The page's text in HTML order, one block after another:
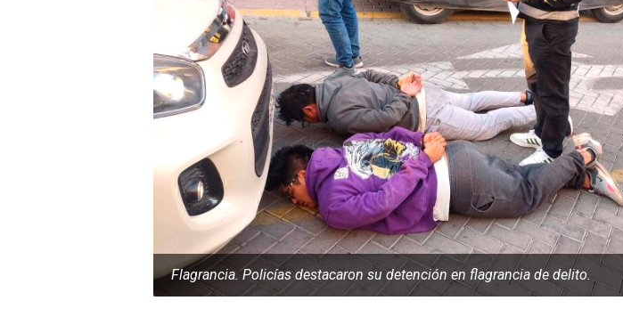
Flagrancia. Policías destacaron su detención en flagrancia de delito.